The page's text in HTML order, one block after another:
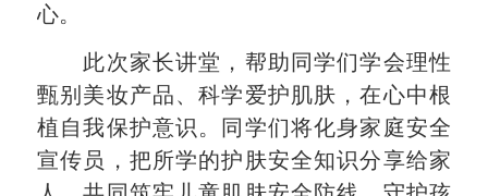
心。
此次家长讲堂，帮助同学们学会理性
甄别美妆产品、科学爱护肌肤，在心中根
植自我保护意识。同学们将化身家庭安全
宣传员，把所学的护肤安全知识分享给家